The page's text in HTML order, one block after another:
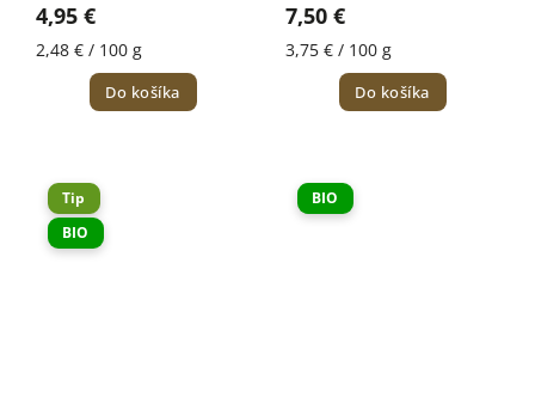
4,95 €
2,48 € / 100 g
Do košíka
7,50 €
3,75 € / 100 g
Do košíka
Tip
BIO
BIO